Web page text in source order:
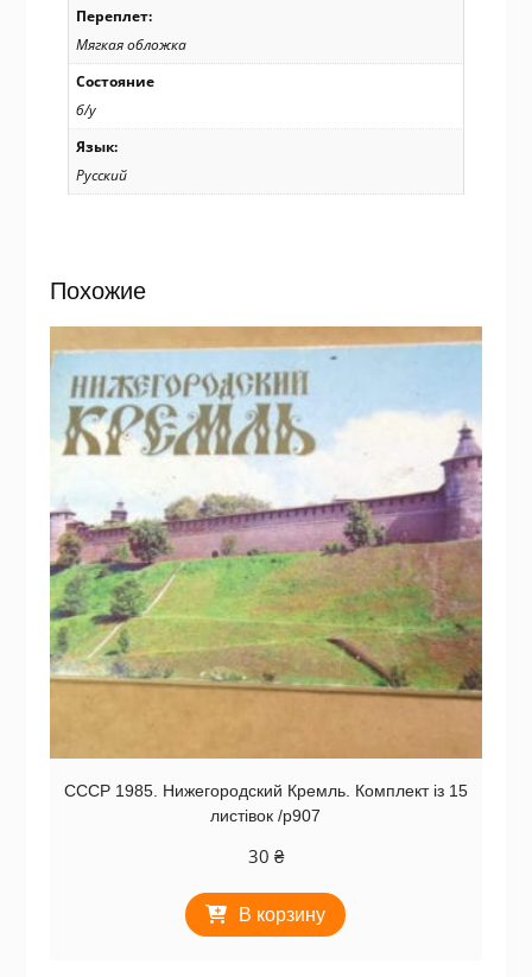
Переплет:
Мягкая обложка
Состояние
б/у
Язык:
Русский
Похожие
СССР 1985. Нижегородский Кремль. Комплект із 15
листівок /р907
30 ₴
В корзину